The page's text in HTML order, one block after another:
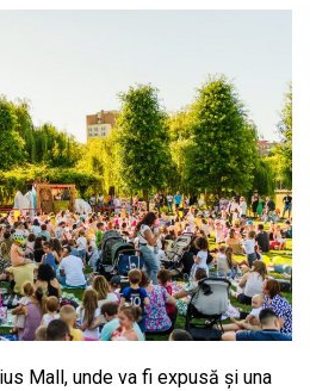
Mall, unde va fi expusă și una